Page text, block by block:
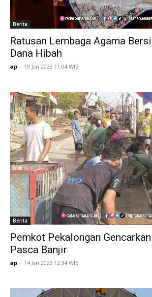
Berita
Ratusan Lembaga Agama
Dana Hibah
ap - 19 Jan 2023 11:04 WIB
Berita
Pemkot Pekalongan
Pasca Banjir
ap - 14 Jan 2023 12:34 WIB